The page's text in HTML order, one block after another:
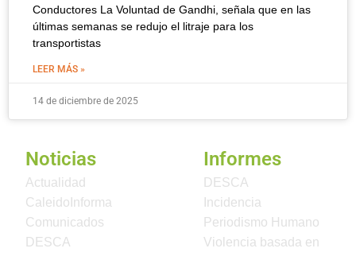
Conductores La Voluntad de Gandhi, señala que en las
últimas semanas se redujo el litraje para los
transportistas
LEER MÁS »
14 de diciembre de 2025
Noticias
Actualidad
CaleidoInforma
Comunicados
DESCA
Informes
DESCA
Incidencia
Periodismo Humano
Violencia basada en